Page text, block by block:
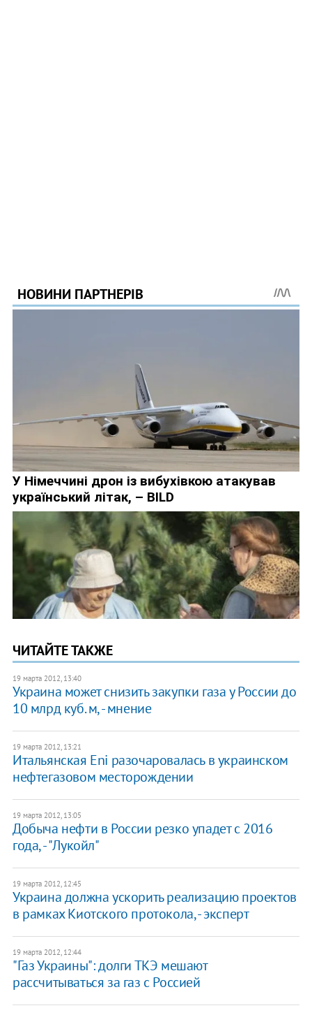
ЧИТАЙТЕ ТАКЖЕ
19 марта 2012, 13:40
Украина может снизить закупки газа у России до
10 млрд куб. м, - мнение
19 марта 2012, 13:21
Итальянская Eni разочаровалась в украинском
нефтегазовом месторождении
19 марта 2012, 13:05
Добыча нефти в России резко упадет с 2016
года, - "Лукойл"
19 марта 2012, 12:45
Украина должна ускорить реализацию проектов
в рамках Киотского протокола, - эксперт
19 марта 2012, 12:44
"Газ Украины": долги ТКЭ мешают
рассчитываться за газ с Россией